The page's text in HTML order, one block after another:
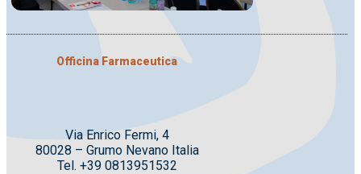
Officina Farmaceutica
Via Enrico Fermi, 4
80028 – Grumo Nevano Italia
Tel. +39 0813951532